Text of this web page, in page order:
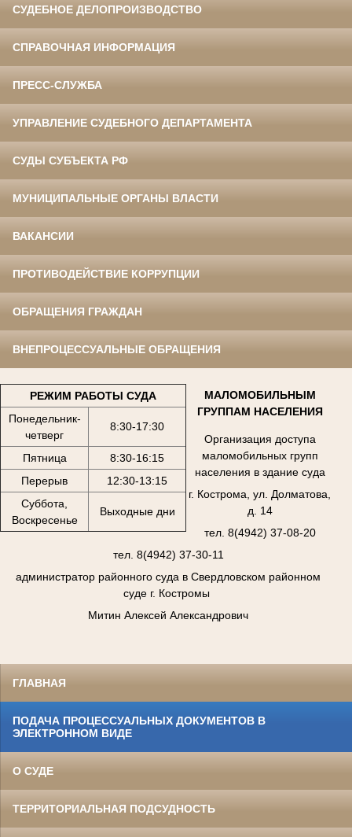
СУДЕБНОЕ ДЕЛОПРОИЗВОДСТВО
СПРАВОЧНАЯ ИНФОРМАЦИЯ
ПРЕСС-СЛУЖБА
УПРАВЛЕНИЕ СУДЕБНОГО ДЕПАРТАМЕНТА
СУДЫ СУБЪЕКТА РФ
МУНИЦИПАЛЬНЫЕ ОРГАНЫ ВЛАСТИ
ВАКАНСИИ
ПРОТИВОДЕЙСТВИЕ КОРРУПЦИИ
ОБРАЩЕНИЯ ГРАЖДАН
ВНЕПРОЦЕССУАЛЬНЫЕ ОБРАЩЕНИЯ
РЕЖИМ РАБОТЫ СУДА
Понедельник-
четверг
8:30-17:30
Пятница
8:30-16:15
Перерыв
12:30-13:15
Суббота,
Воскресенье
Выходные дни
МАЛОМОБИЛЬНЫМ
ГРУППАМ НАСЕЛЕНИЯ
Организация доступа
маломобильных групп
населения в здание суда
г. Кострома, ул. Долматова,
д. 14
тел. 8(4942) 37-08-20
тел. 8(4942) 37-30-11
администратор районного суда в Свердловском районном
суде г. Костромы
Митин Алексей Александрович
ГЛАВНАЯ
ПОДАЧА ПРОЦЕССУАЛЬНЫХ ДОКУМЕНТОВ В
ЭЛЕКТРОННОМ ВИДЕ
О СУДЕ
ТЕРРИТОРИАЛЬНАЯ ПОДСУДНОСТЬ